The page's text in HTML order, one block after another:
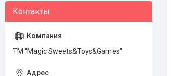
ТМ "Magic Sweets&Toys&Games"